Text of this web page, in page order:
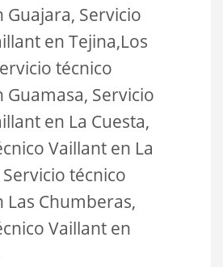
Guajara, Servicio
en Tejina,Los
técnico
Guamasa, Servicio
en La Cuesta,
Vaillant en La
técnico
Las Chumberas,
Vaillant en